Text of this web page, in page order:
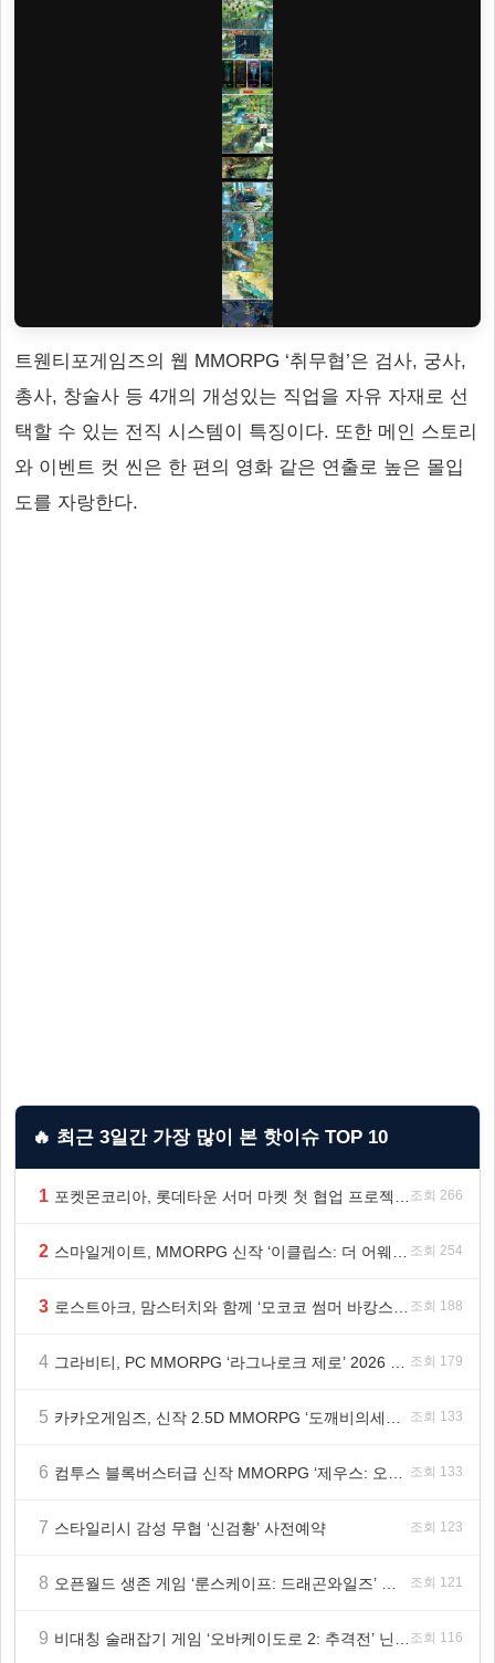
트웬티포게임즈의 웹 MMORPG ‘취무협’은 검사, 궁사,
총사, 창술사 등 4개의 개성있는 직업을 자유 자재로 선
택할 수 있는 전직 시스템이 특징이다. 또한 메인 스토리
와 이벤트 컷 씬은 한 편의 영화 같은 연출로 높은 몰입
도를 자랑한다.
🔥 최근 3일간 가장 많이 본 핫이슈 TOP 10
1 조회 266
2 조회 254
3 조회 188
4 조회 179
5 조회 133
6 조회 133
7 스타일리시 감성 무협 ‘신검황’ 사전예약 조회 123
8 조회 121
9 조회 116